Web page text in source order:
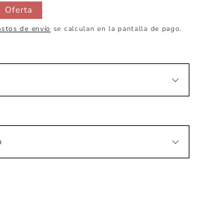
Oferta
de envío se calculan en la pantalla de pago.